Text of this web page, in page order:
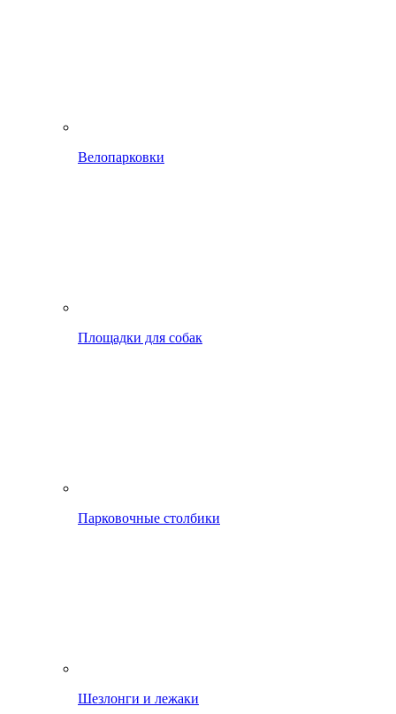
Велопарковки
Площадки для собак
Парковочные столбики
Шезлонги и лежаки